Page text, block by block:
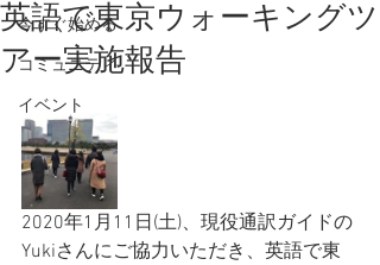
今すぐ始める
コミュニティ
イベント
英語で東京ウォーキングツ
アー実施報告
2020年1月11日(土)、現役通訳ガイドの
Yukiさんにご協力いただき、英語で東